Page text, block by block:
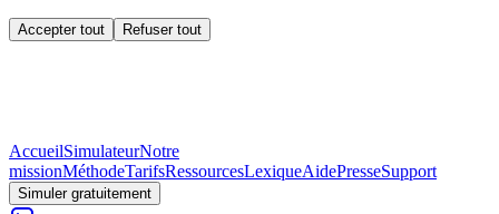
Accepter tout Refuser tout
AccueilSimulateurNotre
missionMéthodeTarifsRessourcesLexiqueAidePresseSupport
Simuler gratuitement